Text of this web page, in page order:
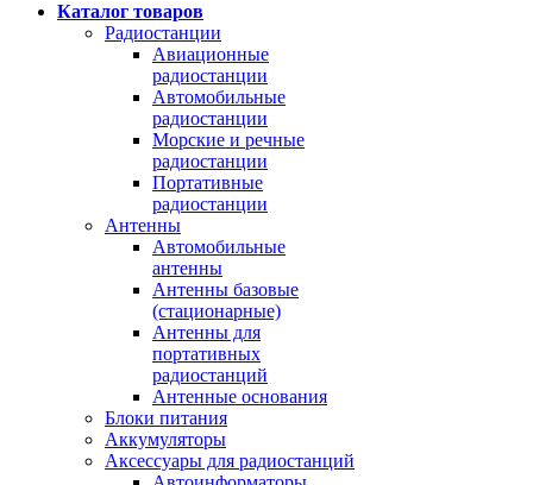
Каталог товаров
Радиостанции
Авиационные
радиостанции
Автомобильные
радиостанции
Морские и речные
радиостанции
Портативные
радиостанции
Антенны
Автомобильные
антенны
Антенны базовые
(стационарные)
Антенны для
портативных
радиостанций
Антенные основания
Блоки питания
Аккумуляторы
Аксессуары для радиостанций